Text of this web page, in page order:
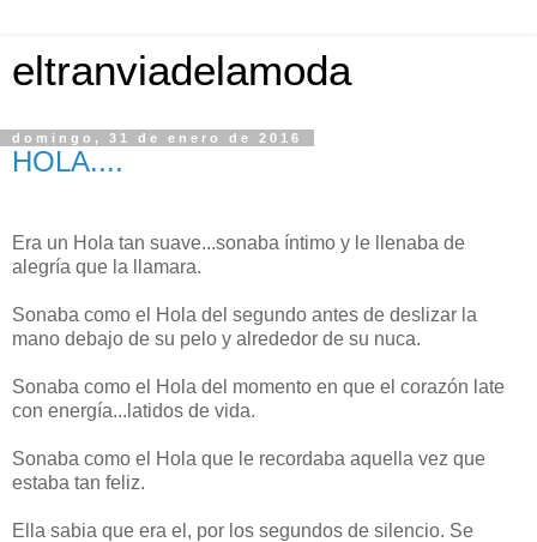
eltranviadelamoda
domingo, 31 de enero de 2016
HOLA....
Era un Hola tan suave...sonaba íntimo y le llenaba de
alegría que la llamara.
Sonaba como el Hola del segundo antes de deslizar la
mano debajo de su pelo y alrededor de su nuca.
Sonaba como el Hola del momento en que el corazón late
con energía...latidos de vida.
Sonaba como el Hola que le recordaba aquella vez que
estaba tan feliz.
Ella sabia que era el, por los segundos de silencio. Se